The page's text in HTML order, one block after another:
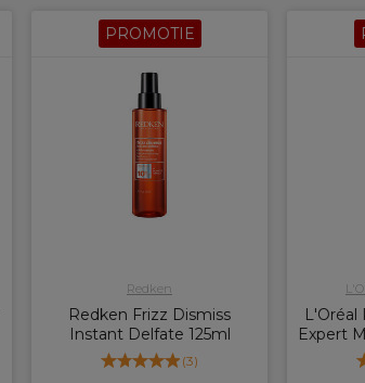
PROMOTIE
Redken
Redken Frizz Dismiss
Instant Delfate 125ml
(3)
L'Oréal
Expert